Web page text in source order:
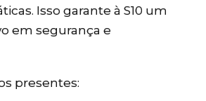
Isso garante à S10 um
em segurança e
presentes: